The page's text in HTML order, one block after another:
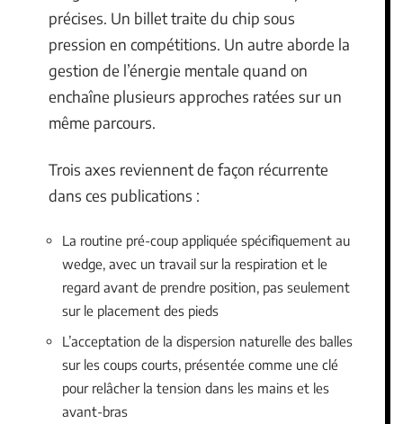
précises. Un billet traite du chip sous
pression en compétitions. Un autre aborde la
gestion de l’énergie mentale quand on
enchaîne plusieurs approches ratées sur un
même parcours.
Trois axes reviennent de façon récurrente
dans ces publications :
La routine pré-coup appliquée spécifiquement au
wedge, avec un travail sur la respiration et le
regard avant de prendre position, pas seulement
sur le placement des pieds
L’acceptation de la dispersion naturelle des balles
sur les coups courts, présentée comme une clé
pour relâcher la tension dans les mains et les
avant-bras